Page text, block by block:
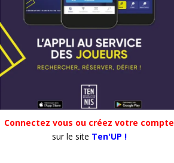
Connectez vous ou créez votre compte
sur le site Ten'UP !